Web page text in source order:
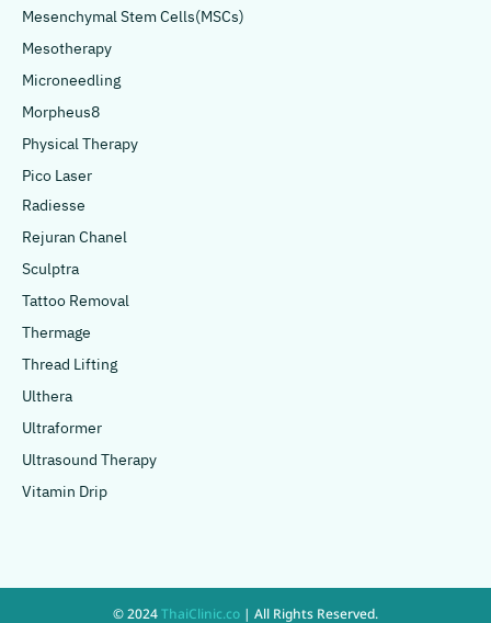
Mesenchymal Stem Cells(MSCs)
Mesotherapy
Microneedling
Morpheus8
Physical Therapy
Pico Laser
Radiesse
Rejuran Chanel
Sculptra
Tattoo Removal
Thermage
Thread Lifting
Ulthera
Ultraformer
Ultrasound Therapy
Vitamin Drip
© 2024ThaiClinic.co | All Rights Reserved.